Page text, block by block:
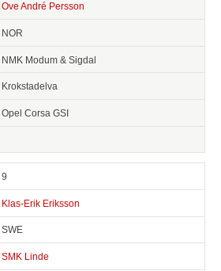
Ove André Persson
NOR
NMK Modum & Sigdal
Krokstadelva
Opel Corsa GSI
9
Klas-Erik Eriksson
SWE
SMK Linde